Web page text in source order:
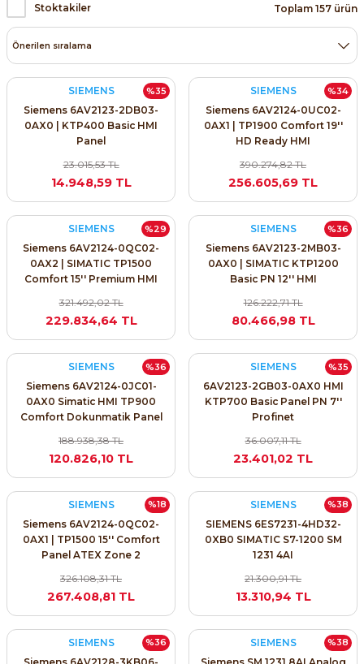
ve Transmitterleri
Sinamics S120 Modüler Sürücü Sistemi
Sinamics V20 Hız Kontrol Cihazları
Sayaçları
(Power Supply)
Taşıma Sistemleri - Spiral , Boru ,
Rölesi, Cihazları ve Anahtarları
- UPS
Şalterleri
SIMATIC ET200SP Open Controller
SIMATIC ExProof Panel PC'ler ve Thin
SIMATIC HMI Operatör Paneller
SIMATIC S7-1200
SIMATIC S7-1500
SIMATIC S7-300
SIMATIC S7-400
SIMATIC TIA PORTAL HMI Yazılımları
SIMATIC Yazılım Paketleri
SIMOTION Hareket Kontrol Üniteleri
SIRIUS SAFETY
WinCC Unified Runtime Yazılımları
Stoktakiler Toplam 157 ürün
%35
SIEMENS
Siemens 6AV2123-2DB03-
0AX0 | KTP400 Basic HMI
Panel
23.015,53 TL
14.948,59 TL
%34
SIEMENS
Siemens 6AV2124-0UC02-
0AX1 | TP1900 Comfort 19''
HD Ready HMI
390.274,82 TL
256.605,69 TL
%29
SIEMENS
Siemens 6AV2124-0QC02-
0AX2 | SIMATIC TP1500
Comfort 15'' Premium HMI
321.492,02 TL
229.834,64 TL
%36
SIEMENS
Siemens 6AV2123-2MB03-
0AX0 | SIMATIC KTP1200
Basic PN 12'' HMI
126.222,71 TL
80.466,98 TL
%36
SIEMENS
Siemens 6AV2124-0JC01-
0AX0 Simatic HMI TP900
Comfort Dokunmatik Panel
188.938,38 TL
120.826,10 TL
%35
SIEMENS
6AV2123-2GB03-0AX0 HMI
KTP700 Basic Panel PN 7''
Profinet
36.007,11 TL
23.401,02 TL
%18
SIEMENS
Siemens 6AV2124-0QC02-
0AX1 | TP1500 15'' Comfort
Panel ATEX Zone 2
326.108,31 TL
267.408,81 TL
%38
SIEMENS
SIEMENS 6ES7231-4HD32-
0XB0 SIMATIC S7-1200 SM
1231 4AI
21.300,91 TL
13.310,94 TL
%36
SIEMENS
%38
SIEMENS